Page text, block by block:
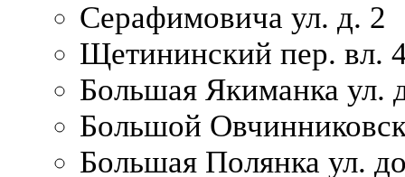
Серафимовича ул. д. 2
Щетининский пер. вл.
Большая Якиманка ул.
Большой
Большая Полянка ул.